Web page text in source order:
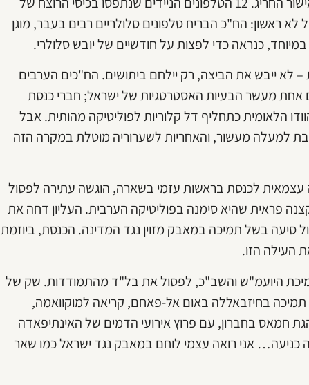
לא ראשון: הח"כ הבריח טלפונים סלולריים רבים בעבר, מוגן
כנראה כדי לפצות על חודשיים של יובש סלולרי.
לא ייבש את הביצה, רק יילחם ביתושים. הח"כים הערבים
אחת מעשר הבעיות האסטרטגיות של ישראל; חברי כנסת
הלאומית כתחליף דל קלוריות לפוליטיקה מהותית. אבל
למעלה מעשור, והאחריות לשערוריה מוטלת במקרה הזה
עצמאית לכנסת בראשות עזמי בשארה, הוגשה עתירה לפסול
פראית שהיא סימנה בפוליטיקה הערבית. העליון דחה את
סיעה בשל תמיכה במאבק מזוין נגד המדינה. הכנסת, ביוזמת
העילה הזו.
בתמיכת היועמ"ש והשב"כ, לפסול את בל"ד מהתמודדות. שק של
תמיכה בחיזבאללה באום אל-פאחם, קריאה למוקוואמה,
חמאס בחברון, עם פרוץ אירועי הדמים של האינתיפאדה
אני רואה עצמי לוחם במאבק נגד ישראל כמו שאר